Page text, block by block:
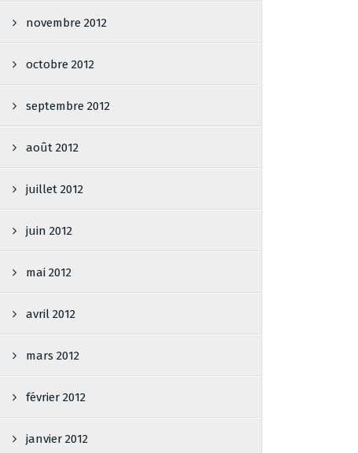
novembre 2012
octobre 2012
septembre 2012
août 2012
juillet 2012
juin 2012
mai 2012
avril 2012
mars 2012
février 2012
janvier 2012